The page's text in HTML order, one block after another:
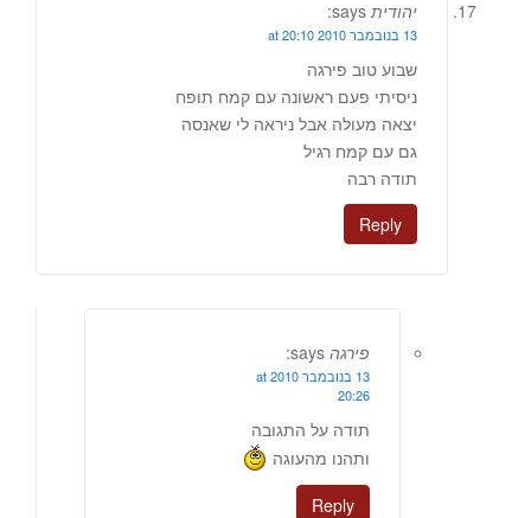
יהודית says:
13 בנובמבר 2010 at 20:10
שבוע טוב פירגה
ניסיתי פעם ראשונה עם קמח תופח
יצאה מעולה אבל ניראה לי שאנסה
גם עם קמח רגיל
תודה רבה
Reply
פירגה says:
13 בנובמבר 2010 at
20:26
תודה על התגובה
ותהנו מהעוגה
Reply